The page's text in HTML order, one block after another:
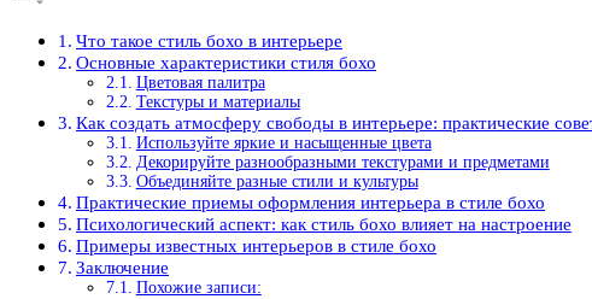
Что такое стиль бохо в интерьере
Основные характеристики стиля бохо
Цветовая палитра
Текстуры и материалы
Как создать атмосферу свободы в интерьере: практические
Используйте яркие и насыщенные цвета
Декорируйте разнообразными текстурами и предметами
Объединяйте разные стили и культуры
Практические приемы оформления интерьера в стиле бохо
Психологический аспект: как стиль бохо влияет на настроение
Примеры известных интерьеров в стиле бохо
Заключение
Похожие записи: